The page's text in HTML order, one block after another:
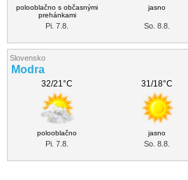
polooblačno s občasnými
prehánkami
jasno
Pi. 7.8. So. 8.8.
Slovensko
Modra
32/21°C 31/18°C
polooblačno jasno
Pi. 7.8. So. 8.8.